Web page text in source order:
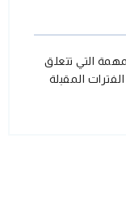
التي تتعلق
المقبلة